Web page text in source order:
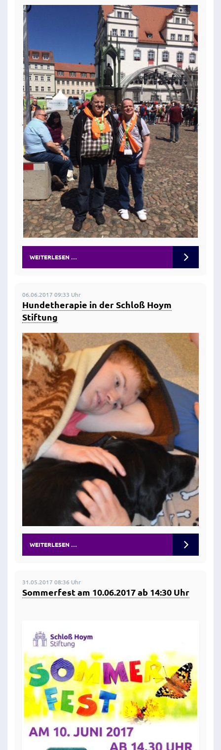
WEITERLESEN …
06.06.2017 09:33 Uhr
Hundetherapie in der Schloß Hoym
Stiftung
WEITERLESEN …
31.05.2017 08:36 Uhr
Sommerfest am 10.06.2017 ab 14:30 Uhr